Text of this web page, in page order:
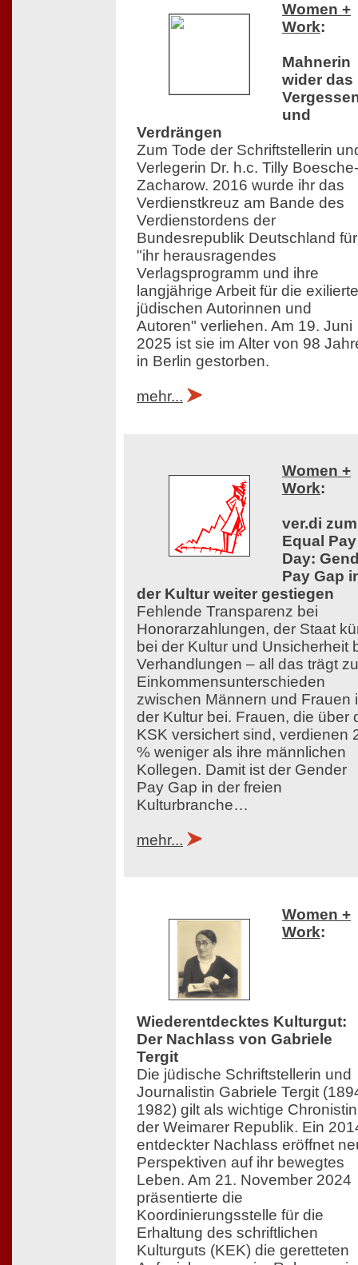
Women +
Work:
Mahnerin
wider das
und
Verdrängen
Zum Tode der Schriftstellerin
Verlegerin Dr. h.c. Tilly Boesche-
Zacharow. 2016 wurde ihr das
Verdienstkreuz am Bande des
Verdienstordens der
Bundesrepublik Deutschland für
"ihr herausragendes
Verlagsprogramm und ihre
langjährige Arbeit für die
jüdischen Autorinnen und
Autoren" verliehen. Am 19. Juni
2025 ist sie im Alter von 98
in Berlin gestorben.
mehr...
Women +
Work:
ver.di zum
Equal Pay
Day:
Pay Gap
der Kultur weiter gestiegen
Fehlende Transparenz bei
Honorarzahlungen, der Staat
bei der Kultur und Unsicherheit
Verhandlungen – all das trägt zu
Einkommensunterschieden
zwischen Männern und Frauen
der Kultur bei. Frauen, die über
KSK versichert sind, verdienen
% weniger als ihre männlichen
Kollegen. Damit ist der Gender
Pay Gap in der freien
Kulturbranche…
mehr...
Women +
Work:
Wiederentdecktes Kulturgut:
Der Nachlass von Gabriele
Tergit
Die jüdische Schriftstellerin und
Journalistin Gabriele Tergit
1982) gilt als wichtige Chronistin
der Weimarer Republik. Ein
entdeckter Nachlass eröffnet
Perspektiven auf ihr bewegtes
Leben. Am 21. November 2024
präsentierte die
Koordinierungsstelle für die
Erhaltung des schriftlichen
Kulturguts (KEK) die geretteten